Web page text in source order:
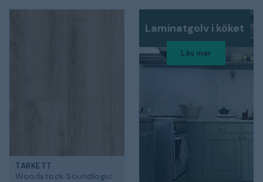
TARKETT
Woodstock Soundlogic
Laminatgolv i köket
Läs mer